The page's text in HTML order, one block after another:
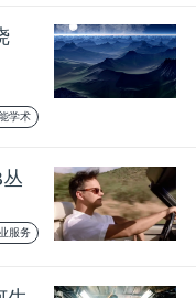
学术
服务